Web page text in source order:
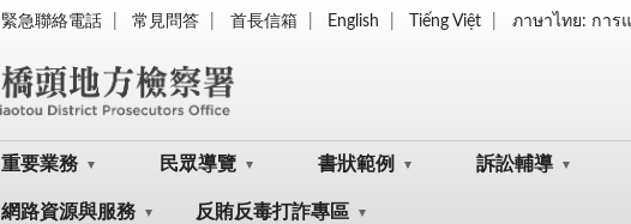
緊急聯絡電話 常見問答 首長信箱 English Tiếng Việt ภาษาไทย: การ
重要業務 民眾導覽 書狀範例 訴訟輔導
網路資源與服務 反賄反毒打詐專區